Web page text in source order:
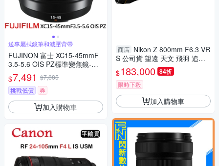
送專屬拭鏡筆和減壓背帶
FUJINON 富士 XC15-45mmF
3.5-5.6 OIS PZ標準變焦鏡-拆
鏡*(平行輸入)
$7,491 $7,885
挑戰低價
券
加入購物車
商店 Nikon Z 800mm F6.3 VR
S 公司貨 望遠 天文 飛羽 追星
棒球 必備
$183,000 84折
限時下殺
加入購物車